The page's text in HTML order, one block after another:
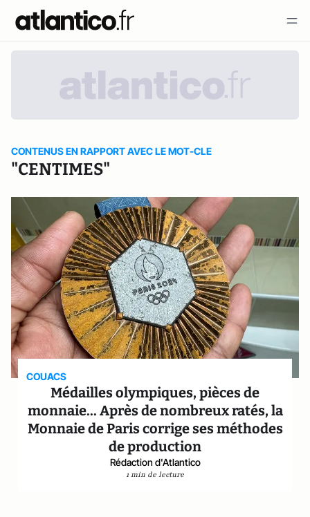
CONTENUS EN RAPPORT AVEC LE MOT-CLE
"CENTIMES"
COUACS
Médailles olympiques, pièces de
monnaie... Après de nombreux ratés, la
Monnaie de Paris corrige ses méthodes
de production
Rédaction d'Atlantico
1 min de lecture